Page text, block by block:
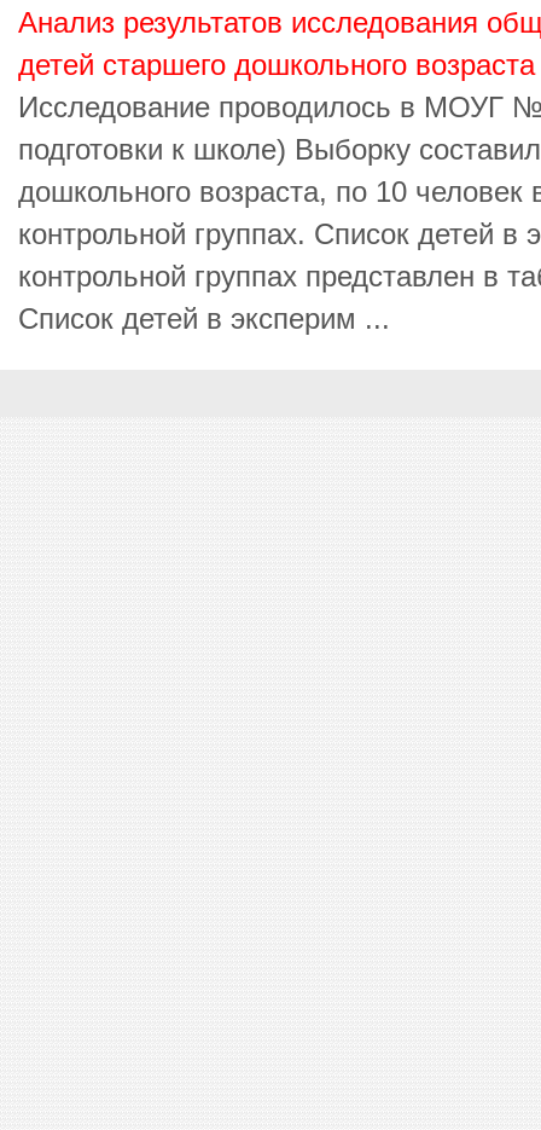
Анализ результатов исследования
детей старшего дошкольного возраста
Исследование проводилось в МОУГ
подготовки к школе) Выборку
дошкольного возраста, по 10 человек
контрольной группах. Список детей в
контрольной группах представлен в
Список детей в эксперим ...